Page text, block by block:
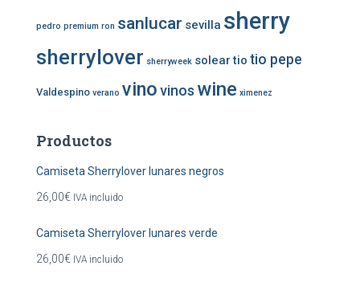
pedro premium ron sanlucar sevilla sherry
sherrylover sherryweek solear tio tio pepe
Valdespino verano vino vinos wine ximenez
Productos
Camiseta Sherrylover lunares negros
26,00€ IVA incluido
Camiseta Sherrylover lunares verde
26,00€ IVA incluido